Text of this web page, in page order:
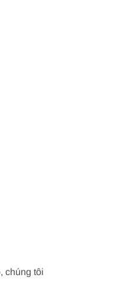
chúng tôi